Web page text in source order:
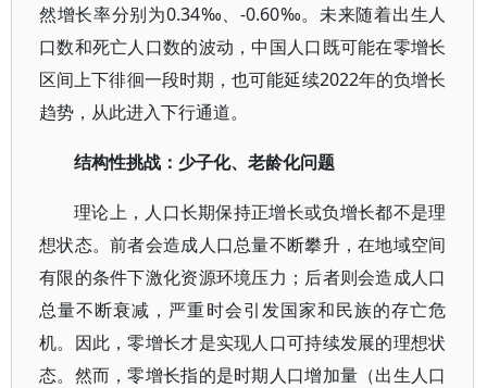
然增长率分别为0.34‰、-0.60‰。未来随着出生人
口数和死亡人口数的波动，中国人口既可能在零增长
区间上下徘徊一段时期，也可能延续2022年的负增长
趋势，从此进入下行通道。
结构性挑战：少子化、老龄化问题
理论上，人口长期保持正增长或负增长都不是理
想状态。前者会造成人口总量不断攀升，在地域空间
有限的条件下激化资源环境压力；后者则会造成人口
总量不断衰减，严重时会引发国家和民族的存亡危
机。因此，零增长才是实现人口可持续发展的理想状
态。然而，零增长指的是时期人口增加量（出生人口